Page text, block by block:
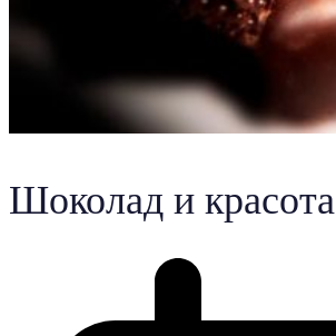
Шоколад и красота